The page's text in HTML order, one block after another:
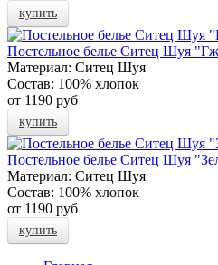
купить
Постельное белье Ситец Шуя
Материал: Ситец Шуя
Состав: 100% хлопок
от 1190 руб
купить
Постельное белье Ситец Шуя
Материал: Ситец Шуя
Состав: 100% хлопок
от 1190 руб
купить